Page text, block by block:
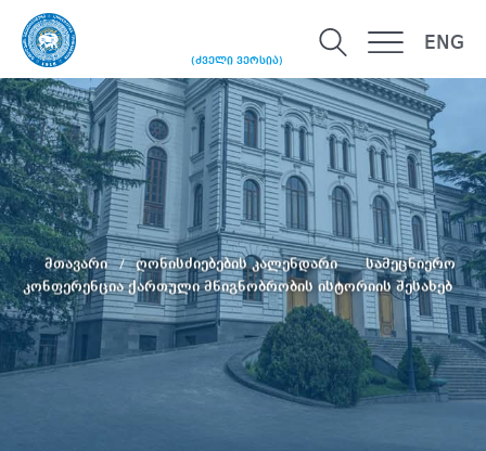
(ძველი ვერსია)
ENG
მთავარი ღონისძიებების კალენდარი
სამეცნიერო
კონფერენცია ქართული მწიგნობრობის ისტორიის შესახებ